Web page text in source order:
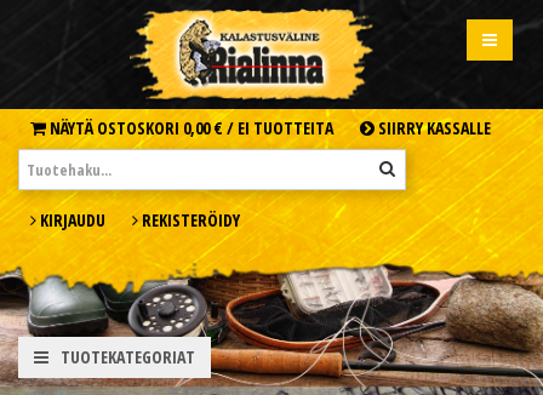
NÄYTÄ OSTOSKORI 0,00 € / EI TUOTTEITA SIIRRY KASSALLE
KIRJAUDU REKISTERÖIDY
TUOTEKATEGORIAT